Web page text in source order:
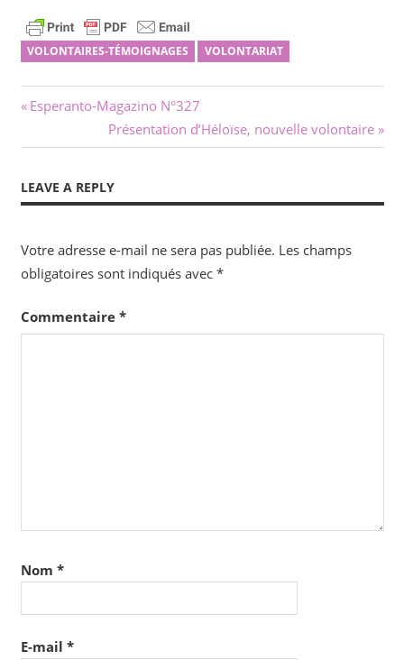
VOLONTAIRES-TÉMOIGNAGES VOLONTARIAT
Navigation
de
l’article
Previous
Esperanto-Magazino N°327
Next
Post:
Présentation d’Héloïse, nouvelle volontaire
LEAVE A REPLY
Votre adresse e-mail ne sera pas publiée. Les champs
obligatoires sont indiqués avec *
Commentaire *
Nom *
E-mail *